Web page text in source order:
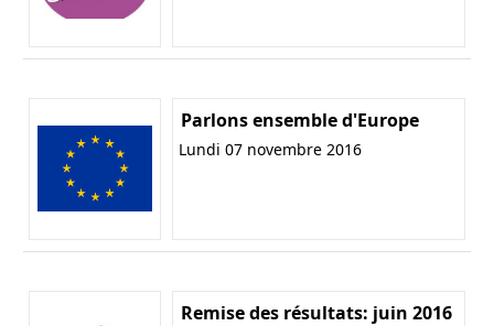
Parlons ensemble d'Europe
Lundi 07 novembre 2016
Remise des résultats: juin 2016